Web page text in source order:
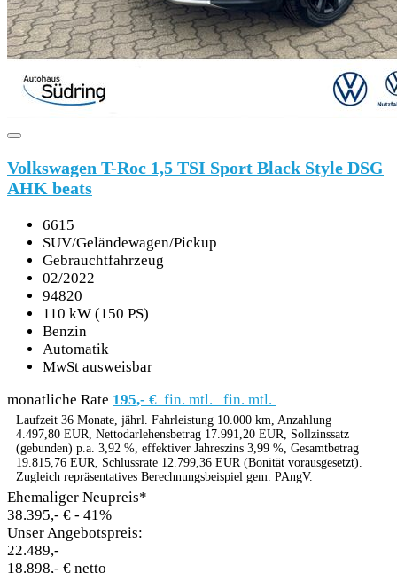
Volkswagen T-Roc 1,5 TSI Sport Black Style DSG
AHK beats
6615
SUV/Geländewagen/Pickup
Gebrauchtfahrzeug
02/2022
94820
110 kW (150 PS)
Benzin
Automatik
MwSt ausweisbar
monatliche Rate 195,- € fin. mtl. fin. mtl.
Laufzeit 36 Monate, jährl. Fahrleistung 10.000 km, Anzahlung
4.497,80 EUR, Nettodarlehensbetrag 17.991,20 EUR, Sollzinssatz
(gebunden) p.a. 3,92 %, effektiver Jahreszins 3,99 %, Gesamtbetrag
19.815,76 EUR, Schlussrate 12.799,36 EUR (Bonität vorausgesetzt).
Zugleich repräsentatives Berechnungsbeispiel gem. PAngV.
Ehemaliger Neupreis*
38.395,- € - 41%
Unser Angebotspreis:
22.489,-
18.898,- € netto